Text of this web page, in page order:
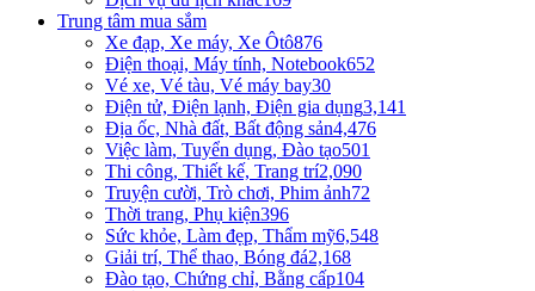
Trung tâm mua sắm
Xe đạp, Xe máy, Xe Ôtô876
Điện thoại, Máy tính, Notebook652
Vé xe, Vé tàu, Vé máy bay30
Điện tử, Điện lạnh, Điện gia dụng3,141
Địa ốc, Nhà đất, Bất động sản4,476
Việc làm, Tuyển dụng, Đào tạo501
Thi công, Thiết kế, Trang trí2,090
Truyện cười, Trò chơi, Phim ảnh72
Thời trang, Phụ kiện396
Sức khỏe, Làm đẹp, Thẩm mỹ6,548
Giải trí, Thể thao, Bóng đá2,168
Đào tạo, Chứng chỉ, Bằng cấp104